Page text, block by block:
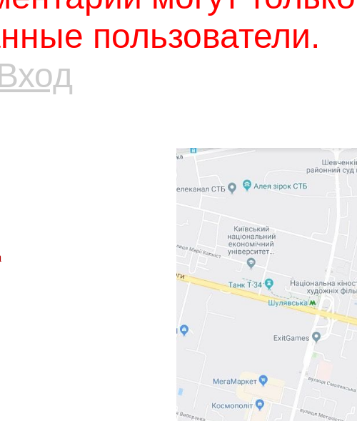
пользователи.